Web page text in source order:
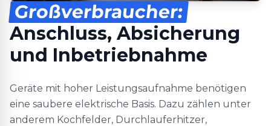
Großverbraucher:
Anschluss, Absicherung
und Inbetriebnahme
Geräte mit hoher Leistungsaufnahme benötigen
eine saubere elektrische Basis. Dazu zählen unter
anderem Kochfelder, Durchlauferhitzer,